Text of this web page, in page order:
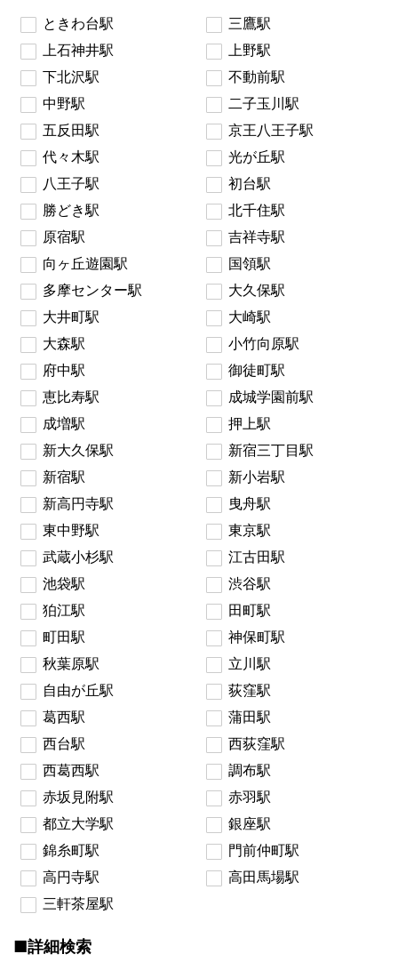
ときわ台駅
三鷹駅
上石神井駅
上野駅
下北沢駅
不動前駅
中野駅
二子玉川駅
五反田駅
京王八王子駅
代々木駅
光が丘駅
八王子駅
初台駅
勝どき駅
北千住駅
原宿駅
吉祥寺駅
向ヶ丘遊園駅
国領駅
多摩センター駅
大久保駅
大井町駅
大崎駅
大森駅
小竹向原駅
府中駅
御徒町駅
恵比寿駅
成城学園前駅
成増駅
押上駅
新大久保駅
新宿三丁目駅
新宿駅
新小岩駅
新高円寺駅
曳舟駅
東中野駅
東京駅
武蔵小杉駅
江古田駅
池袋駅
渋谷駅
狛江駅
田町駅
町田駅
神保町駅
秋葉原駅
立川駅
自由が丘駅
荻窪駅
葛西駅
蒲田駅
西台駅
西荻窪駅
西葛西駅
調布駅
赤坂見附駅
赤羽駅
都立大学駅
銀座駅
錦糸町駅
門前仲町駅
高円寺駅
高田馬場駅
三軒茶屋駅
■詳細検索